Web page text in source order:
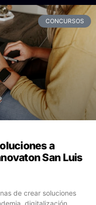
CONCURSOS
a
San Luis
de crear soluciones
digitalización,